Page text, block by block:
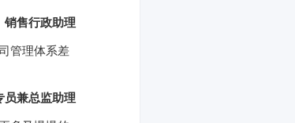
销售行政助理
管理体系差
员兼总监助理